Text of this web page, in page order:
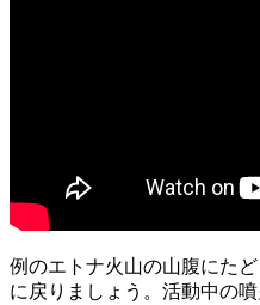
例のエトナ火山の山腹にた
に戻りましょう。活動中の